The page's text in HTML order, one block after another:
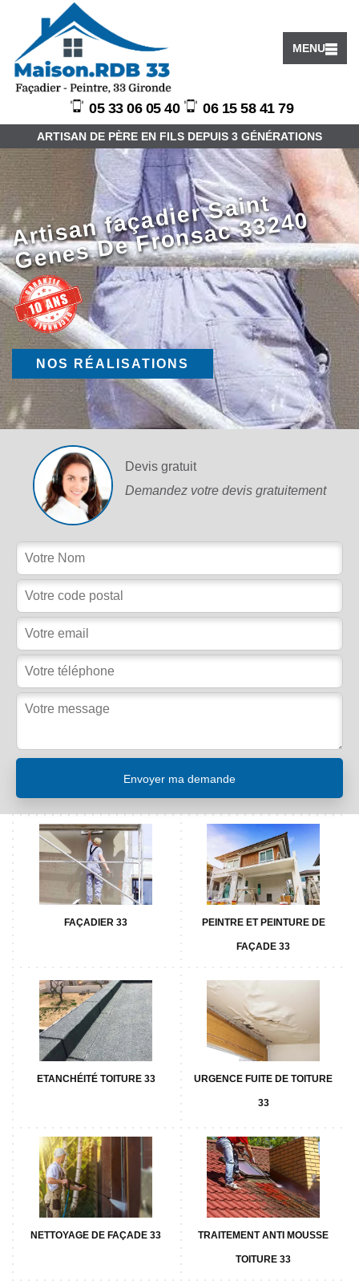
MENU
05 33 06 05 40 06 15 58 41 79
ARTISAN DE PÈRE EN FILS DEPUIS 3 GÉNÉRATIONS
Arti
s
a
n f
a
ç
a
di
er
S
ai
nt
G
e
n
e
s
D
e
Fr
o
n
s
a
c
3
3
2
4
0
NOS RÉALISATIONS
Devis gratuit
Demandez votre devis gratuitement
FAÇADIER 33 PEINTRE ET PEINTURE DE
FAÇADE 33
ETANCHÉITÉ TOITURE 33 URGENCE FUITE DE TOITURE
33
NETTOYAGE DE FAÇADE 33 TRAITEMENT ANTI MOUSSE
TOITURE 33